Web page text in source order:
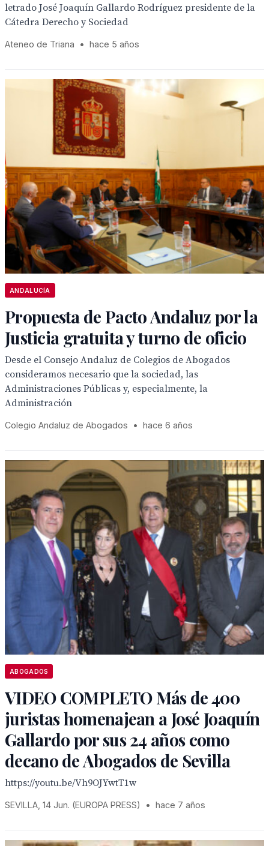
letrado José Joaquín Gallardo Rodríguez presidente de la
Cátedra Derecho y Sociedad
Ateneo de Triana • hace 5 años
ANDALUCÍA
Propuesta de Pacto Andaluz por la
Justicia gratuita y turno de oficio
Desde el Consejo Andaluz de Colegios de Abogados
consideramos necesario que la sociedad, las
Administraciones Públicas y, especialmente, la
Administración
Colegio Andaluz de Abogados • hace 6 años
ABOGADOS
VIDEO COMPLETO Más de 400
juristas homenajean a José Joaquín
Gallardo por sus 24 años como
decano de Abogados de Sevilla
https://youtu.be/Vh9OJYwtT1w
SEVILLA, 14 Jun. (EUROPA PRESS) • hace 7 años